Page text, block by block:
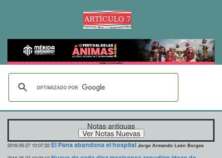
Notas antiguas
2016-05-27 10:07:22 El Pana abandona el hospital Jorge Armando León Borges